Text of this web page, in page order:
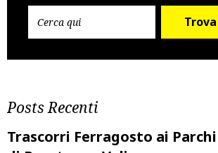
Trova
Posts Recenti
Trascorri Ferragosto ai